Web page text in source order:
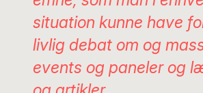
situation kunne have
livlig debat om og
events og paneler og